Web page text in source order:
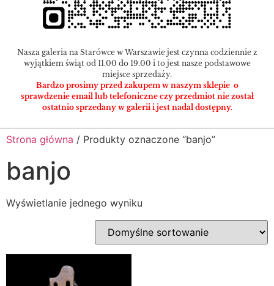
Nasza galeria na Starówce w Warszawie jest czynna codziennie z
wyjątkiem świąt od 11.00 do 19.00 i to jest nasze podstawowe
miejsce sprzedaży.
Bardzo prosimy przed zakupem w naszym sklepie o
sprawdzenie email lub telefoniczne czy przedmiot nie został
ostatnio sprzedany w galerii i jest nadal dostępny.
Strona główna / Produkty oznaczone “banjo”
banjo
Wyświetlanie jednego wyniku